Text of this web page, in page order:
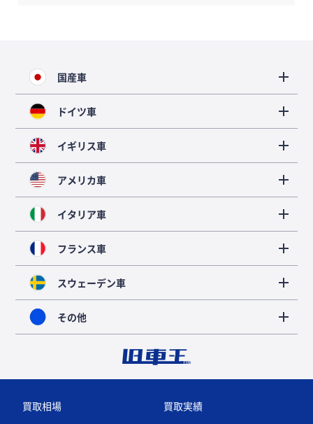
国産車
ドイツ車
イギリス車
アメリカ車
イタリア車
フランス車
スウェーデン車
その他
買取相場 買取実績